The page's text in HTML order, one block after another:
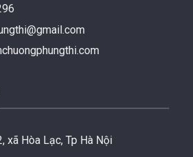
xã Hòa Lạc, Tp Hà Nội